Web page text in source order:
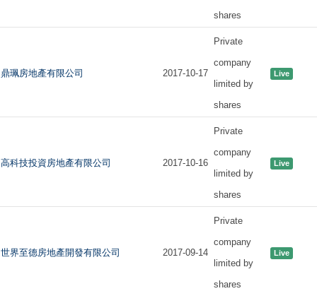
shares
鼎珮房地產有限公司 2017-10-17
Private
company
limited by
shares
Live
高科技投資房地產有限公司 2017-10-16
Private
company
limited by
shares
Live
世界至德房地產開發有限公司 2017-09-14
Private
company
limited by
shares
Live